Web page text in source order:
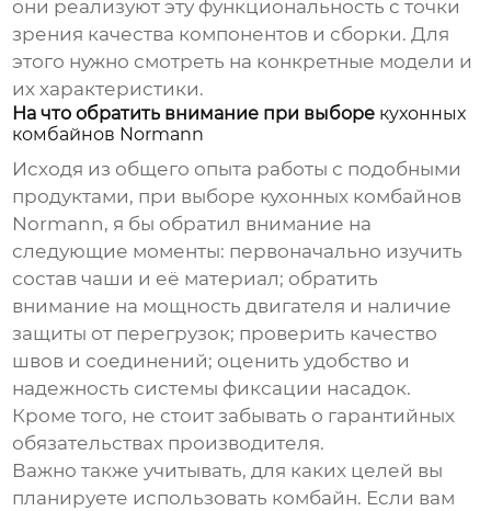
они реализуют эту функциональность с точки
зрения качества компонентов и сборки. Для
этого нужно смотреть на конкретные модели и
их характеристики.
На что обратить внимание при выборе кухонных
комбайнов Normann
Исходя из общего опыта работы с подобными
продуктами, при выборе кухонных комбайнов
Normann, я бы обратил внимание на
следующие моменты: первоначально изучить
состав чаши и её материал; обратить
внимание на мощность двигателя и наличие
защиты от перегрузок; проверить качество
швов и соединений; оценить удобство и
надежность системы фиксации насадок.
Кроме того, не стоит забывать о гарантийных
обязательствах производителя.
Важно также учитывать, для каких целей вы
планируете использовать комбайн. Если вам